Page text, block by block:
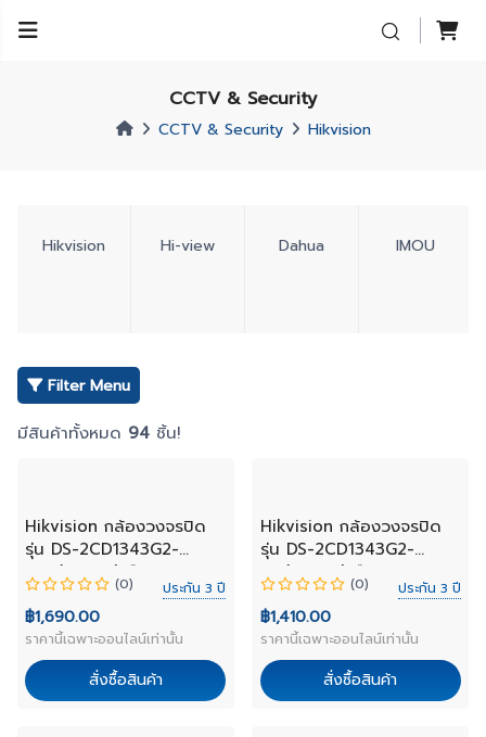
CCTV & Security
CCTV & Security Hikvision
Hikvision Hi-view Dahua IMOU
Filter Menu
มีสินค้าทั้งหมด 94ชิ้น!
Hikvision กล้องวงจรปิด
รุ่น DS-2CD1343G2-
LIUF(2.8mm)เลือกเลนส์
(0) ประกัน 3 ปี
฿1,690.00
ราคานี้เฉพาะออนไลน์เท่านั้น
สั่งซื้อสินค้า
Hikvision กล้องวงจรปิด
รุ่น DS-2CD1343G2-
LIU(2.8mm)เลือกเลนส์
(0) ประกัน 3 ปี
฿1,410.00
ราคานี้เฉพาะออนไลน์เท่านั้น
สั่งซื้อสินค้า